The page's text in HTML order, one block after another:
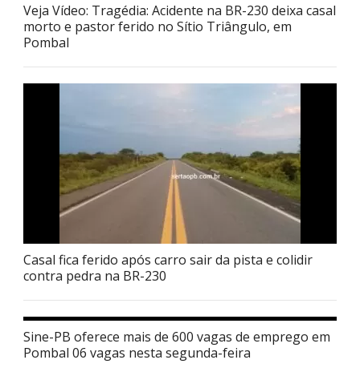
Veja Vídeo: Tragédia: Acidente na BR-230 deixa casal
morto e pastor ferido no Sítio Triângulo, em
Pombal
Casal fica ferido após carro sair da pista e colidir
contra pedra na BR-230
Sine-PB oferece mais de 600 vagas de emprego em
Pombal 06 vagas nesta segunda-feira